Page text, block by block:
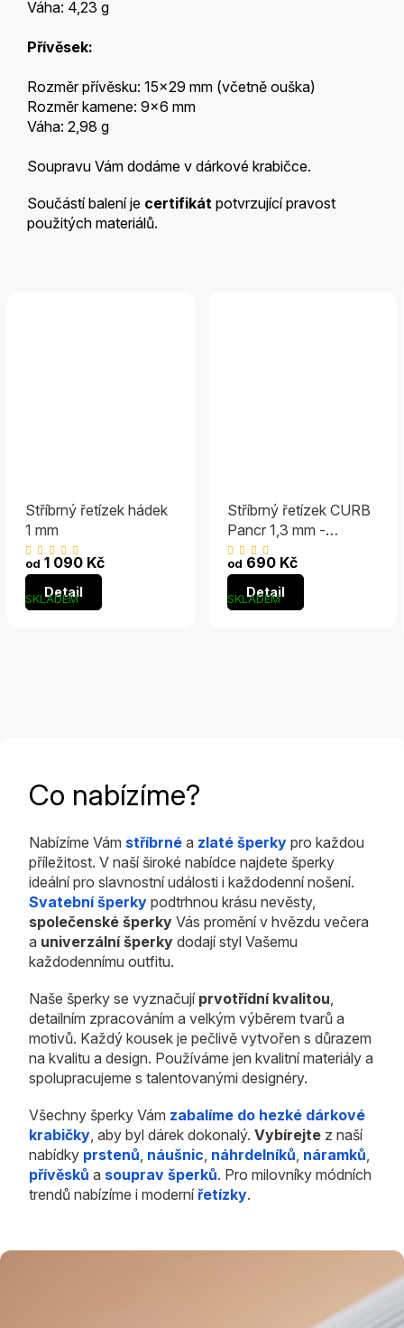
Váha: 4,23 g
Přívěsek:
Rozměr přívěsku: 15x29 mm (včetně ouška)
Rozměr kamene: 9x6 mm
Váha: 2,98 g
Soupravu Vám dodáme v dárkové krabičce.
Součástí balení je certifikát potvrzující pravost
použitých materiálů.
Stříbrný řetízek hádek
1 mm
Průměrné
hodnocení
je
SKLADEM
od 1 090 Kč
Detail
Stříbrný řetízek CURB
Pancr 1,3 mm -
RHODIOVANÝ
Průměrné
hodnocení
je
SKLADEM
od 690 Kč
Detail
Co nabízíme?
Nabízíme Vám stříbrné a zlaté šperky pro každou
příležitost. V naší široké nabídce najdete šperky
ideální pro slavnostní události i každodenní nošení.
Svatební šperky podtrhnou krásu nevěsty,
společenské šperky Vás promění v hvězdu večera
a univerzální šperky dodají styl Vašemu
každodennímu outfitu.
Naše šperky se vyznačují prvotřídní kvalitou,
detailním zpracováním a velkým výběrem tvarů a
motivů. Každý kousek je pečlivě vytvořen s důrazem
na kvalitu a design. Používáme jen kvalitní materiály a
spolupracujeme s talentovanými designéry.
Všechny šperky Vám zabalíme do hezké dárkové
krabičky, aby byl dárek dokonalý. Vybírejte z naší
nabídky prstenů, náušnic, náhrdelníků, náramků,
přívěsků a souprav šperků. Pro milovníky módních
trendů nabízíme i modernířetízky.